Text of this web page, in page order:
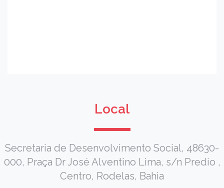
Local
Secretaria de Desenvolvimento Social, 48630-
000, Praça Dr José Alventino Lima, s/n Predio ,
Centro, Rodelas, Bahia